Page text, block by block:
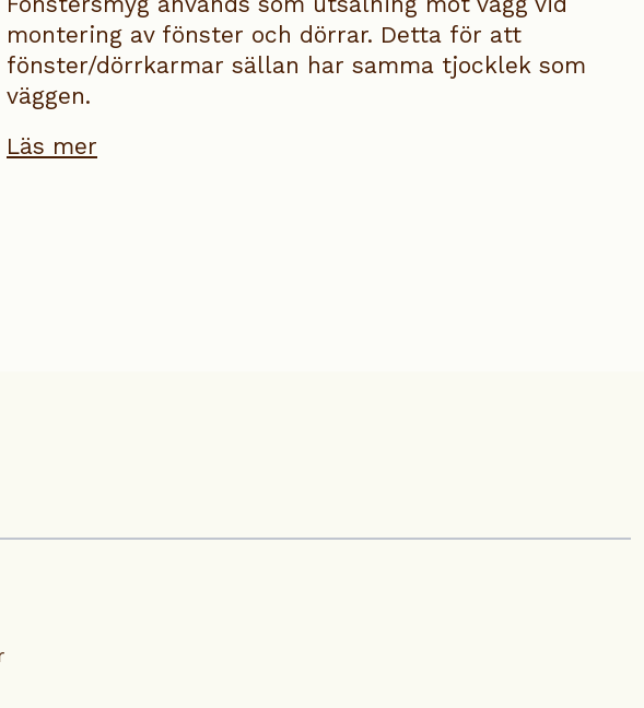
montering av fönster och dörrar. Detta för att
fönster/dörrkarmar sällan har samma tjocklek som
väggen.
Läs mer